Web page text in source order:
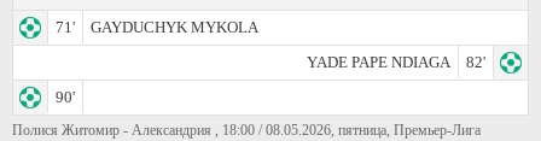
71'
GAYDUCHYK MYKOLA
YADE PAPE NDIAGA
82'
90'
Полися Житомир - Александрия , 18:00 / 08.05.2026, пятница, Премьер-Лига